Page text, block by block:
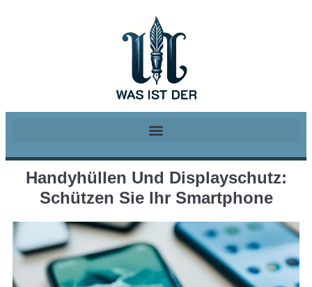
Handyhüllen Und Displayschutz:
Schützen Sie Ihr Smartphone